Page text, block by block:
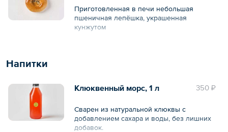
Приготовленная в печи небольшая
пшеничная лепёшка, украшенная
кунжутом
Напитки
350 ₽
Клюквенный морс, 1 л
Сварен из натуральной клюквы с
добавлением сахара и воды, без лишних
добавок.